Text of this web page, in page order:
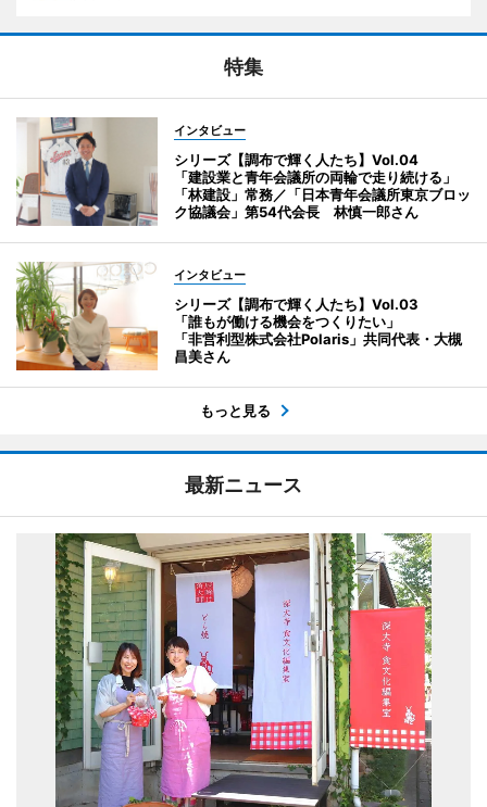
特集
インタビュー
シリーズ【調布で輝く人たち】Vol.04
「建設業と青年会議所の両輪で走り続ける」
「林建設」常務／「日本青年会議所東京ブロッ
ク協議会」第54代会長 林慎一郎さん
インタビュー
シリーズ【調布で輝く人たち】Vol.03
「誰もが働ける機会をつくりたい」
「非営利型株式会社Polaris」共同代表・大槻
昌美さん
もっと見る
最新ニュース